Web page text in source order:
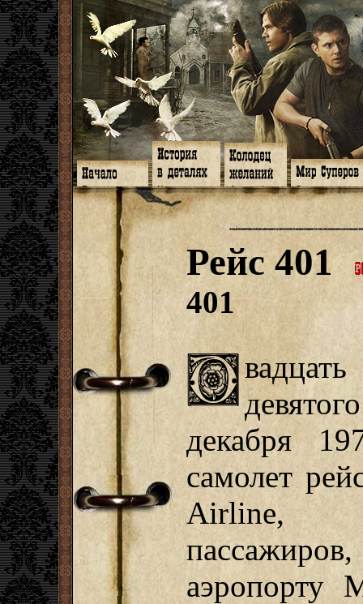
Главная
Программа
Форум
Facebook
Гостевая
Книги
Галереи
Музыка
Видео
Субтитры
Заметки
Мысли
Откровение
Арт-кафе
Игромания
Фанфики
Обои
Фанарт
Анекдоты
Передоз
Страшилки
Знакомство
Обитатели
Семейное
Дневник
Арсенал
СИЗО
Суперы от и
Рейс 401
401
вадцать
девятого
декабря
самолет
Airline,
аэропорту